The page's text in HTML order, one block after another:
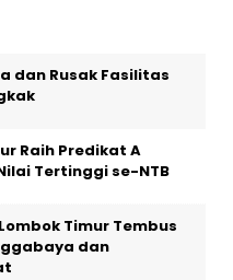
dan Rusak Fasilitas
Raih Predikat A
Tertinggi se-NTB
Timur Tembus
dan